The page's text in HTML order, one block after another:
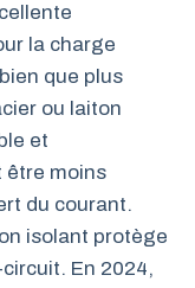
la charge
que plus
ou laiton
et
être moins
du courant.
isolant protège
En 2024,